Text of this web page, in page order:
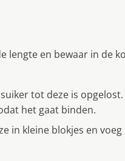
lengte en bewaar in de
tot deze is
het gaat binden.
in kleine blokjes en